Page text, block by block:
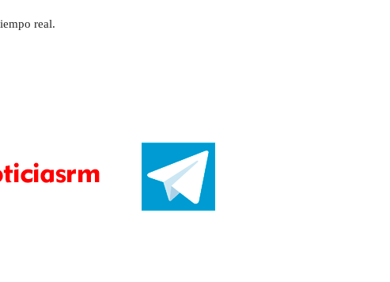
real.